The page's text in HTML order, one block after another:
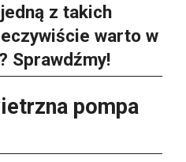
z takich
warto w
Sprawdźmy!
pompa